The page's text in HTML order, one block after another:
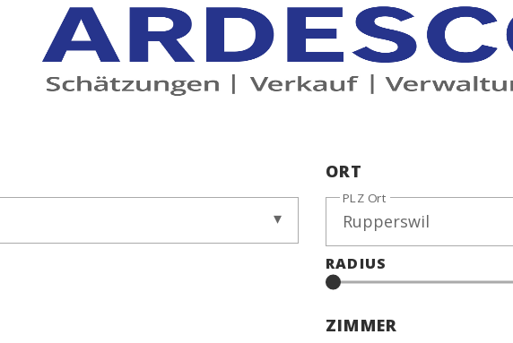
ORT
PLZ Ort
RADIUS
ZIMMER